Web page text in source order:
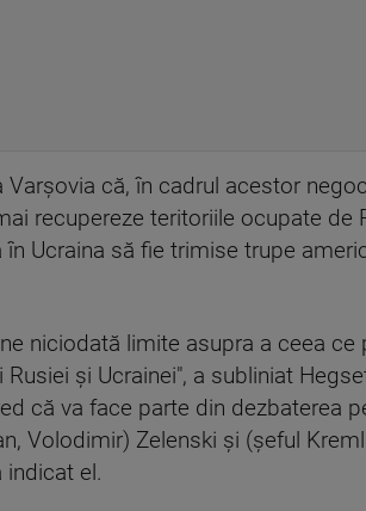
Varşovia că, în cadrul acestor
recupereze teritoriile ocupate de
Ucraina să fie trimise trupe
niciodată limite asupra a ceea
şi Ucrainei", a subliniat
că va face parte din dezbaterea
Volodimir) Zelenski şi (şeful
indicat el.